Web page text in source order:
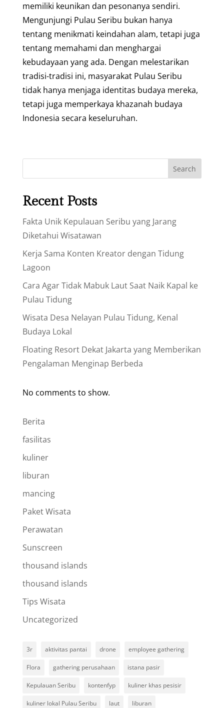
memiliki keunikan dan pesonanya sendiri.
Mengunjungi Pulau Seribu bukan hanya
tentang menikmati keindahan alam, tetapi juga
tentang memahami dan menghargai
kebudayaan yang ada. Dengan melestarikan
tradisi-tradisi ini, masyarakat Pulau Seribu
tidak hanya menjaga identitas budaya mereka,
tetapi juga memperkaya khazanah budaya
Indonesia secara keseluruhan.
Search
Recent Posts
Fakta Unik Kepulauan Seribu yang Jarang
Diketahui Wisatawan
Kerja Sama Konten Kreator dengan Tidung
Lagoon
Cara Agar Tidak Mabuk Laut Saat Naik Kapal ke
Pulau Tidung
Wisata Desa Nelayan Pulau Tidung, Kenal
Budaya Lokal
Floating Resort Dekat Jakarta yang Memberikan
Pengalaman Menginap Berbeda
No comments to show.
Berita
fasilitas
kuliner
liburan
mancing
Paket Wisata
Perawatan
Sunscreen
thousand islands
thousand islands
Tips Wisata
Uncategorized
3r aktivitas pantai drone employee gathering
Flora gathering perusahaan istana pasir
Kepulauan Seribu kontenfyp kuliner khas pesisir
kuliner lokal Pulau Seribu laut liburan